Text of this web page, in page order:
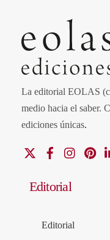
La editorial EOLAS
medio hacia el saber.
ediciones únicas.
Facebook
Editorial
Editorial